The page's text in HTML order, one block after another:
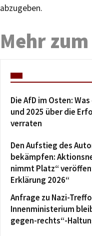
abzugeben.
Mehr
Die AfD im Osten:
und 2025 über die
verraten
Den Aufstieg des
bekämpfen:
nimmt Platz“
Erklärung 2026“
Anfrage zu Nazi-
Innenministerium
gegen-rechts“-